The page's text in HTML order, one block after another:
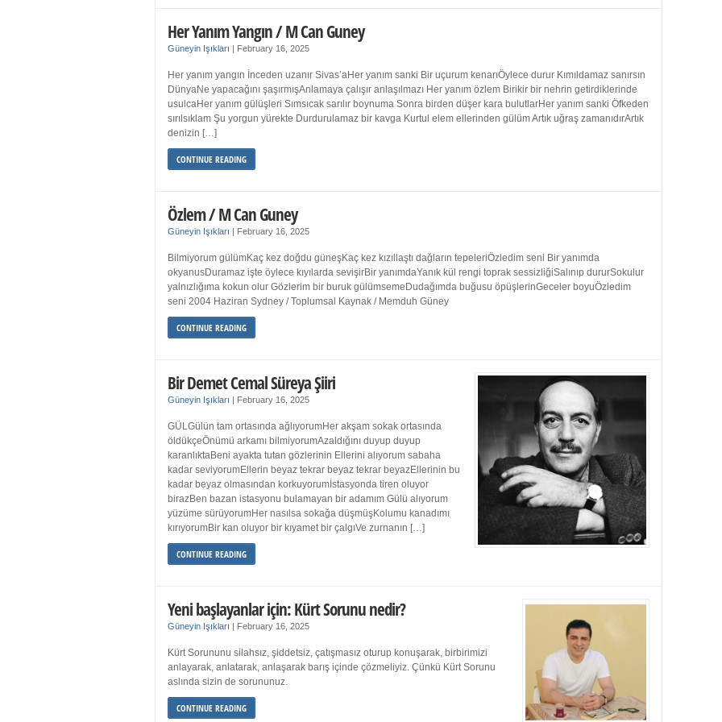
Her Yanım Yangın / M Can Guney
Güneyin Işıkları February 16, 2025
Her yanım yangın İnceden uzanır Sivas’aHer yanım sanki Bir uçurum kenarıÖylece durur Kımıldamaz sanırsın
DünyaNe yapacağını şaşırmışAnlamaya çalışır anlaşılmazı Her yanım özlem Birikir bir nehrin getirdiklerinde
usulcaHer yanım gülüşleri Sımsıcak sarılır boynuma Sonra birden düşer kara bulutlarHer yanım sanki Öfkeden
sırılsıklam Şu yorgun yürekte Durdurulamaz bir kavga Kurtul elem ellerinden gülüm Artık uğraş zamanıdırArtık
denizin […]
CONTINUE READING
Özlem / M Can Guney
Güneyin Işıkları February 16, 2025
Bilmiyorum gülümKaç kez doğdu güneşKaç kez kızıllaştı dağların tepeleriÖzledim seni Bir yanımda
okyanusDuramaz işte öylece kıyılarda sevişirBir yanımdaYanık kül rengi toprak sessizliğiSalınıp dururSokulur
yalnızlığıma kokun olur Gözlerim bir buruk gülümsemeDudağımda buğusu öpüşlerinGeceler boyuÖzledim
seni 2004 Haziran Sydney / Toplumsal Kaynak / Memduh Güney
CONTINUE READING
Bir Demet Cemal Süreya Şiiri
Güneyin Işıkları February 16, 2025
GÜLGülün tam ortasında ağlıyorumHer akşam sokak ortasında
öldükçeÖnümü arkamı bilmiyorumAzaldığını duyup duyup
karanlıktaBeni ayakta tutan gözlerinin Ellerini alıyorum sabaha
kadar seviyorumEllerin beyaz tekrar beyaz tekrar beyazEllerinin bu
kadar beyaz olmasından korkuyorumİstasyonda tiren oluyor
birazBen bazan istasyonu bulamayan bir adamım Gülü alıyorum
yüzüme sürüyorumHer nasılsa sokağa düşmüşKolumu kanadımı
kırıyorumBir kan oluyor bir kıyamet bir çalgıVe zurnanın […]
CONTINUE READING
Yeni başlayanlar için: Kürt Sorunu nedir?
Güneyin Işıkları February 16, 2025
Kürt Sorununu silahsız, şiddetsiz, çatışmasız oturup konuşarak, birbirimizi
anlayarak, anlatarak, anlaşarak barış içinde çözmeliyiz. Çünkü Kürt Sorunu
aslında sizin de sorununuz.
CONTINUE READING